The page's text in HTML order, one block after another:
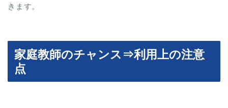
きます。
家庭教師のチャンス⇒利用上の注意
点